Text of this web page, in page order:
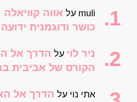
muli על אווה
כושר ודוגמנית ידועה
ניר לוי על הדרך אל
הקורס של אביבית
אתי נוי על הדרך אל